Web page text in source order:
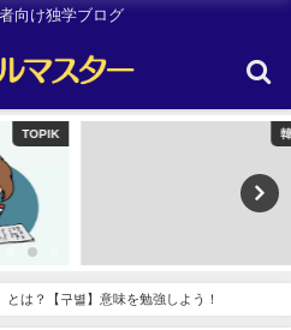
向け独学ブログ
とは？【구별】意味を勉強しよう！